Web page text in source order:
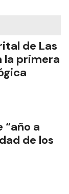
de Las
la primera
“año a
de los